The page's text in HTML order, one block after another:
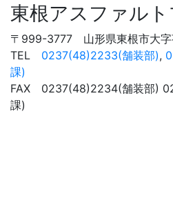
東根アスファルト
〒999-3777 山形県東根市大
TEL 0237(48)2233(舗装部),
課)
FAX 0237(48)2234(舗装部)
課)